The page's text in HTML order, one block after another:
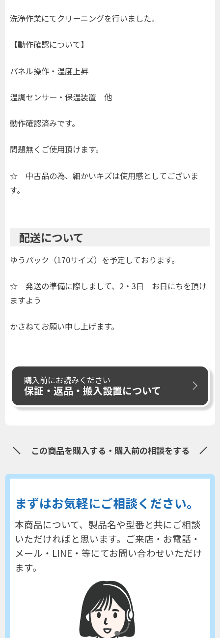
洗浄作業にてクリーニングを行いました。
【動作確認について】
パネル操作・温度上昇
温調センサー・保温装置 他
動作確認済みです。
問題無くご使用頂けます。
☆ 中古品の為、細かいキズは使用感としてございま
す。
配送について
ゆうパック（170サイズ）を予定しております。
☆ 発送の準備に際しまして、2・3日 お日にちを頂け
ますよう
かさねてお願い申し上げます。
購入前にお読みください
保証・返品・搬入設置について
この商品を購入する・購入前の相談をする
まずはお気軽にご相談ください。
本商品について、製品名や型番と共にご相談
いただければと思います。 ご来店・お電話・
メール・LINE・等にてお問い合わせいただけ
ます。